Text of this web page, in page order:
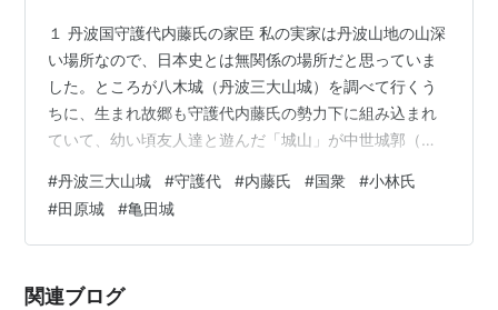
１ 丹波国守護代内藤氏の家臣 私の実家は丹波山地の山深
い場所なので、日本史とは無関係の場所だと思っていま
した。ところが八木城（丹波三大山城）を調べて行くう
ちに、生まれ故郷も守護代内藤氏の勢力下に組み込まれ
ていて、幼い頃友人達と遊んだ「城山」が中世城郭（山
323ｍ比高150ｍ）城主は小林氏（日向守）、遠くから眺
めると均整の取れた三角形の形で、波多野氏の八上城の
様です。 【上】田原城全景 【中】田原城畝状竪堀・田原
かった居館跡 昨年秋、歴史研究会の仲間16人で田原城に
#丹波三大山城 #守護代 #内藤氏 #国衆 #小林氏
#田原城 #亀田城
関連ブログ